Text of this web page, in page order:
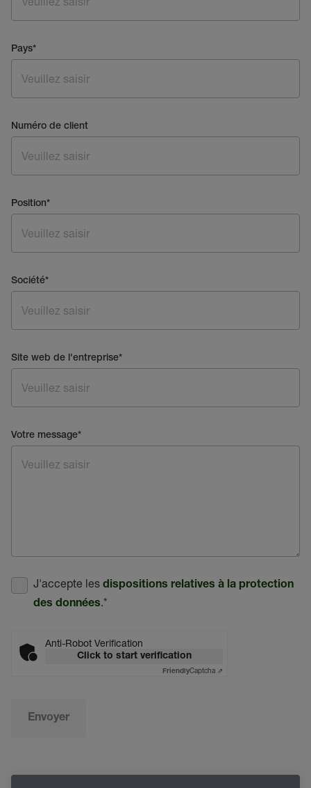
Pays*
Numéro de client
Position*
Société*
Site web de l'entreprise*
Votre message*
J'accepte les dispositions relatives à la protection
des données.*
Anti-Robot Verification
Click to start verification
FriendlyCaptcha ⇗
Envoyer